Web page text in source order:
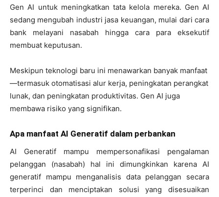
Gen AI untuk meningkatkan tata kelola mereka. Gen AI
sedang mengubah industri jasa keuangan, mulai dari cara
bank melayani nasabah hingga cara para eksekutif
membuat keputusan.
Meskipun teknologi baru ini menawarkan banyak manfaat
—termasuk otomatisasi alur kerja, peningkatan perangkat
lunak, dan peningkatan produktivitas. Gen AI juga
membawa risiko yang signifikan.
Apa manfaat AI Generatif dalam perbankan
AI Generatif mampu mempersonafikasi pengalaman
pelanggan (nasabah) hal ini dimungkinkan karena AI
generatif mampu menganalisis data pelanggan secara
terperinci dan menciptakan solusi yang disesuaikan